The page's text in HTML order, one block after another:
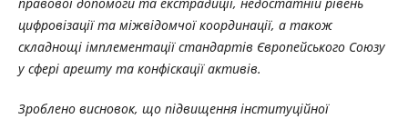
цифровізації та міжвідомчої координації, а також
складнощі імплементації стандартів Європейського Союзу
у сфері арешту та конфіскації активів.
Зроблено висновок, що підвищення інституційної